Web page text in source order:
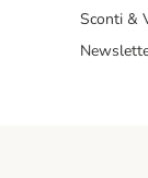
Sconti &